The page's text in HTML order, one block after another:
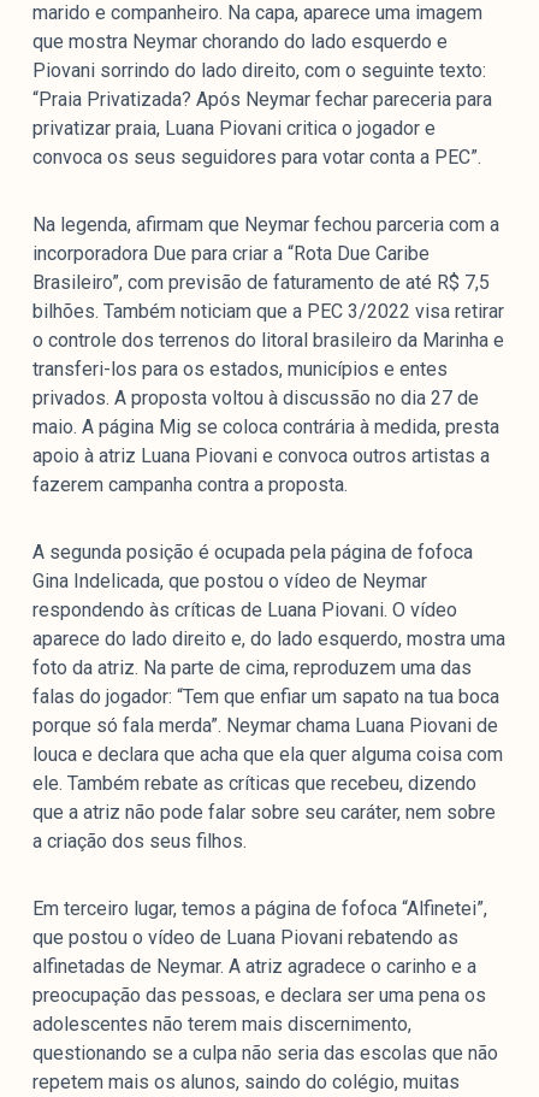
marido e companheiro. Na capa, aparece uma imagem
que mostra Neymar chorando do lado esquerdo e
Piovani sorrindo do lado direito, com o seguinte texto:
“Praia Privatizada? Após Neymar fechar pareceria para
privatizar praia, Luana Piovani critica o jogador e
convoca os seus seguidores para votar conta a PEC”.
Na legenda, afirmam que Neymar fechou parceria com a
incorporadora Due para criar a “Rota Due Caribe
Brasileiro”, com previsão de faturamento de até R$ 7,5
bilhões. Também noticiam que a PEC 3/2022 visa retirar
o controle dos terrenos do litoral brasileiro da Marinha e
transferi-los para os estados, municípios e entes
privados. A proposta voltou à discussão no dia 27 de
maio. A página Mig se coloca contrária à medida, presta
apoio à atriz Luana Piovani e convoca outros artistas a
fazerem campanha contra a proposta.
A segunda posição é ocupada pela página de fofoca
Gina Indelicada, que postou o vídeo de Neymar
respondendo às críticas de Luana Piovani. O vídeo
aparece do lado direito e, do lado esquerdo, mostra uma
foto da atriz. Na parte de cima, reproduzem uma das
falas do jogador: “Tem que enfiar um sapato na tua boca
porque só fala merda”. Neymar chama Luana Piovani de
louca e declara que acha que ela quer alguma coisa com
ele. Também rebate as críticas que recebeu, dizendo
que a atriz não pode falar sobre seu caráter, nem sobre
a criação dos seus filhos.
Em terceiro lugar, temos a página de fofoca “Alfinetei”,
que postou o vídeo de Luana Piovani rebatendo as
alfinetadas de Neymar. A atriz agradece o carinho e a
preocupação das pessoas, e declara ser uma pena os
adolescentes não terem mais discernimento,
questionando se a culpa não seria das escolas que não
repetem mais os alunos, saindo do colégio, muitas